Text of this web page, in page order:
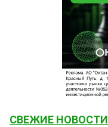
СВЕЖИЕ НОВОСТИ